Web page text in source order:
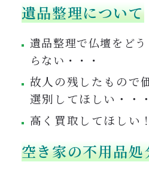
遺品整理について
遺品整理で仏壇をど
らない・・・
故人の残したもので
選別してほしい・・・
高く買取してほしい！
空き家の不用品